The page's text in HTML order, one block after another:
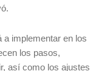
a implementar en los
los pasos,
así como los ajustes